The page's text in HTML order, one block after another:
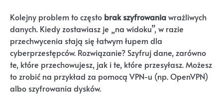
Kolejny problem to często brak szyfrowaniawrażliwych
danych. Kiedy zostawiasz je „na widoku”, w razie
przechwycenia stają się łatwym łupem dla
cyberprzestępców. Rozwiązanie? Szyfruj dane, zarówno
te, które przechowujesz, jak i te, które przesyłasz. Możesz
to zrobić na przykład za pomocą VPN-u (np. OpenVPN)
albo szyfrowania dysków.